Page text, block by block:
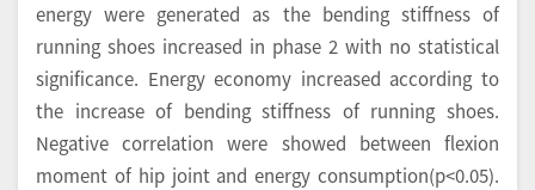
energy were generated as the bending stiffness of
running shoes increased in phase 2 with no statistical
significance. Energy economy increased according to
the increase of bending stiffness of running shoes.
Negative correlation were showed between flexion
moment of hip joint and energy consumption(p<0.05).